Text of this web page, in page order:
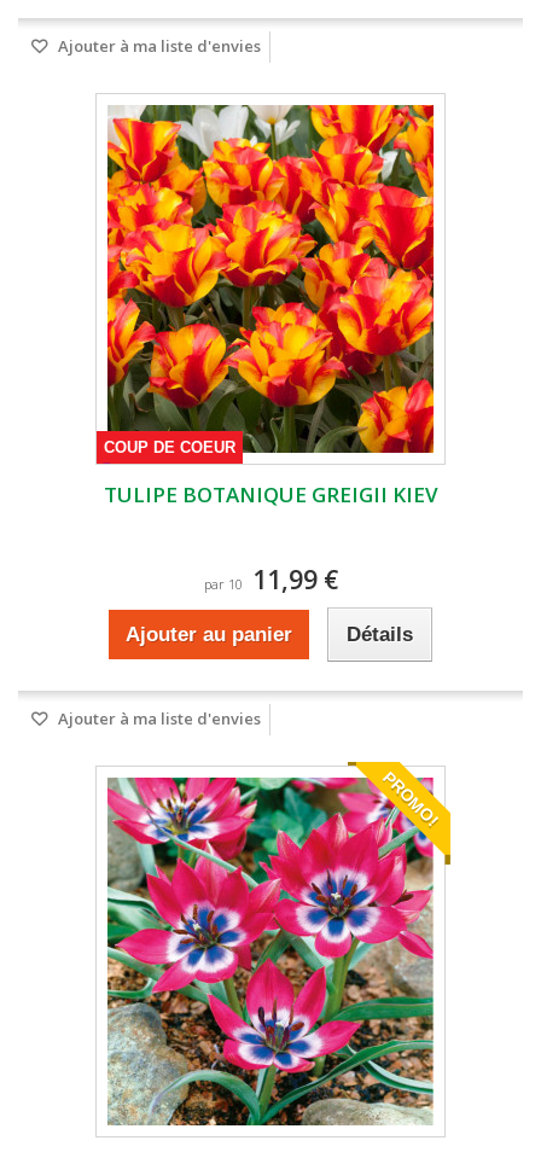
Ajouter à ma liste d'envies
COUP DE COEUR
TULIPE BOTANIQUE GREIGII KIEV
par 10 11,99 €
Ajouter au panier Détails
Ajouter à ma liste d'envies
PROMO!